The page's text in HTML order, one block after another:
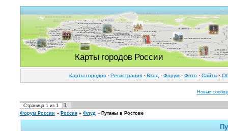
Карты городов России
Карты городов· Регистрация· Вход · Форум· Фото· Cайты·
Новые
Страница 1 из 1 1
Форум России » Россия » Флуд » Путаны в Ростове